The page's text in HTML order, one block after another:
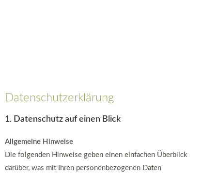
Datenschutzerklärung
1. Datenschutz auf einen Blick
Allgemeine Hinweise
Die folgenden Hinweise geben einen einfachen Überblick
darüber, was mit Ihren personenbezogenen Daten